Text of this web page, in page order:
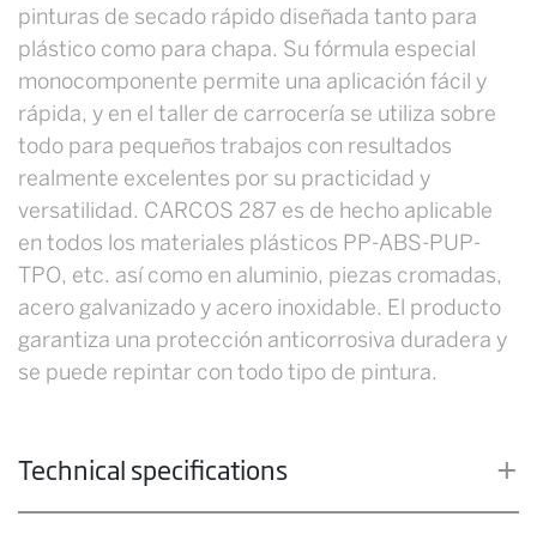
pinturas de secado rápido diseñada tanto para
plástico como para chapa. Su fórmula especial
monocomponente permite una aplicación fácil y
rápida, y en el taller de carrocería se utiliza sobre
todo para pequeños trabajos con resultados
realmente excelentes por su practicidad y
versatilidad. CARCOS 287 es de hecho aplicable
en todos los materiales plásticos PP-ABS-PUP-
TPO, etc. así como en aluminio, piezas cromadas,
acero galvanizado y acero inoxidable. El producto
garantiza una protección anticorrosiva duradera y
se puede repintar con todo tipo de pintura.
Technical specifications